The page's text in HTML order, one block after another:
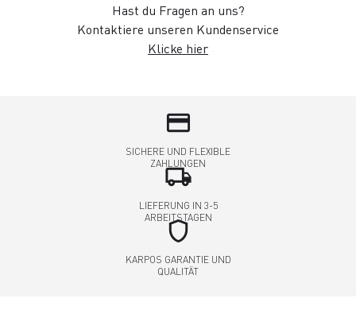
Hast du Fragen an uns?
Kontaktiere unseren Kundenservice
Klicke hier
credit_card
SICHERE UND FLEXIBLE
ZAHLUNGEN
local_shipping
LIEFERUNG IN 3-5
ARBEITSTAGEN
shield
KARPOS GARANTIE UND
QUALITÄT